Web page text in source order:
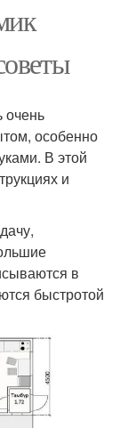
очень
особенно
В этой
и
в
быстротой